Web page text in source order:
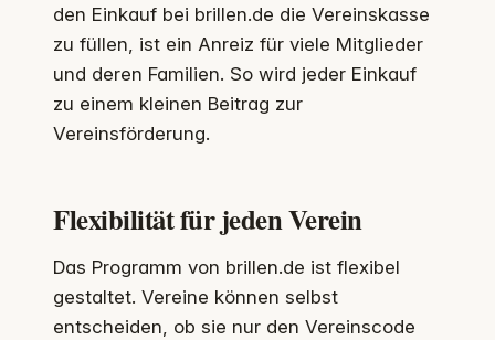
den Einkauf bei brillen.de die Vereinskasse
zu füllen, ist ein Anreiz für viele Mitglieder
und deren Familien. So wird jeder Einkauf
zu einem kleinen Beitrag zur
Vereinsförderung.
Flexibilität für jeden Verein
Das Programm von brillen.de ist flexibel
gestaltet. Vereine können selbst
entscheiden, ob sie nur den Vereinscode